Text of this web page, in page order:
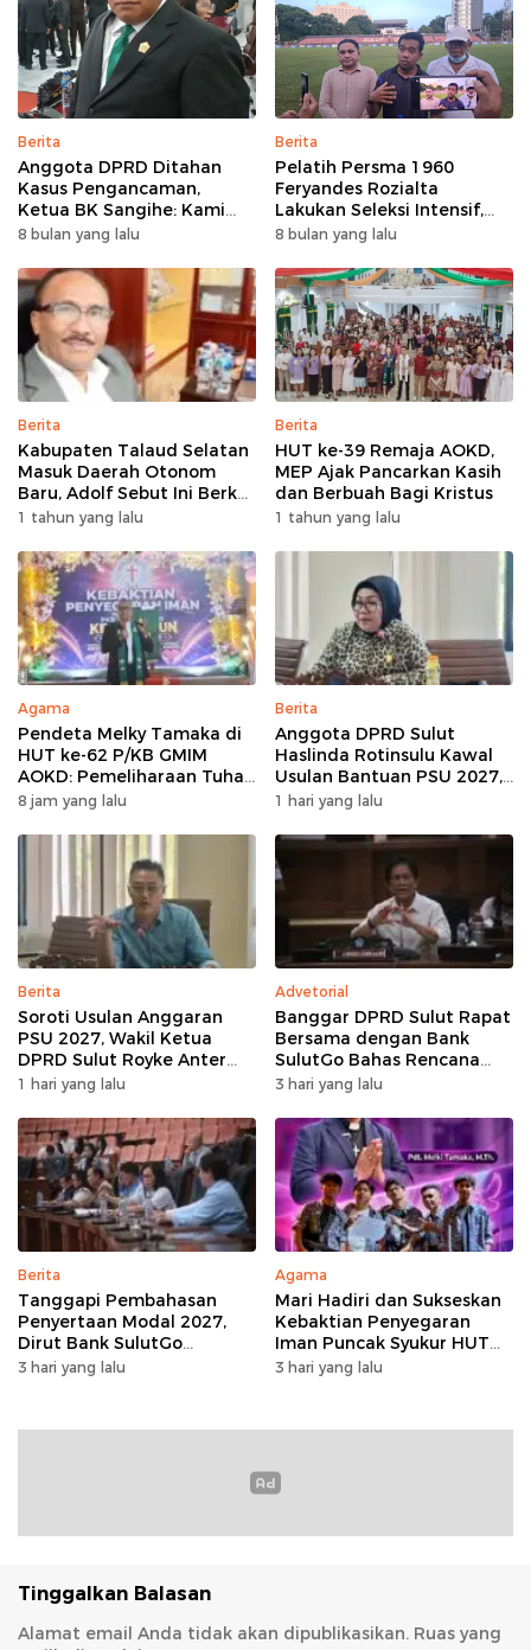
Berita
Anggota DPRD Ditahan
Kasus Pengancaman,
Ketua BK Sangihe: Kami
Prihatin, Tapi Hormati
8 bulan yang lalu
Berita
Pelatih Persma 1960
Feryandes Rozialta
Lakukan Seleksi Intensif,
Cari Pemain Cepat
8 bulan yang lalu
Berita
Kabupaten Talaud Selatan
Masuk Daerah Otonom
Baru, Adolf Sebut Ini Berkat
Dukungan Dari Berbagai
1 tahun yang lalu
Berita
HUT ke-39 Remaja AOKD,
MEP Ajak Pancarkan Kasih
dan Berbuah Bagi Kristus
1 tahun yang lalu
Agama
Pendeta Melky Tamaka di
HUT ke-62 P/KB GMIM
AOKD: Pemeliharaan Tuhan
Adalah Berkat Terbesar
8 jam yang lalu
Berita
Anggota DPRD Sulut
Haslinda Rotinsulu Kawal
Usulan Bantuan PSU 2027,
BMR Diharap Jadi
1 hari yang lalu
Berita
Soroti Usulan Anggaran
PSU 2027, Wakil Ketua
DPRD Sulut Royke Anter
Minta Perkimtan Turun
1 hari yang lalu
Advetorial
Banggar DPRD Sulut Rapat
Bersama dengan Bank
SulutGo Bahas Rencana
Penyertaan Modal Rp30
3 hari yang lalu
Berita
Tanggapi Pembahasan
Penyertaan Modal 2027,
Dirut Bank SulutGo
Jelaskan Pentingnya
3 hari yang lalu
Agama
Mari Hadiri dan Sukseskan
Kebaktian Penyegaran
Iman Puncak Syukur HUT
Ke-62 PKB GMIM AOKD
3 hari yang lalu
Tinggalkan Balasan
Alamat email Anda tidak akan dipublikasikan. Ruas yang